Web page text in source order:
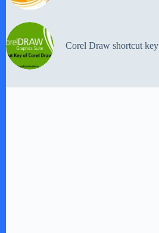
Corel Draw shortcut key